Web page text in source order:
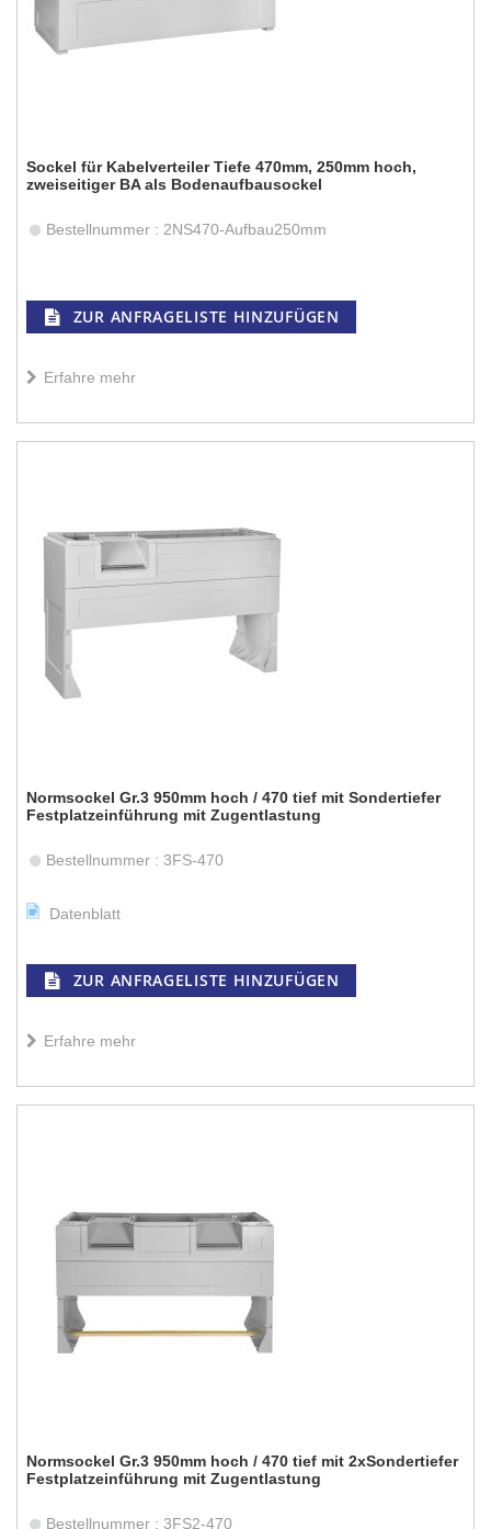
Sockel für Kabelverteiler Tiefe 470mm, 250mm hoch,
zweiseitiger BA als Bodenaufbausockel
Bestellnummer : 2NS470-Aufbau250mm
ZUR ANFRAGELISTE HINZUFÜGEN
Erfahre mehr
Normsockel Gr.3 950mm hoch / 470 tief mit Sondertiefer
Festplatzeinführung mit Zugentlastung
Bestellnummer : 3FS-470
Datenblatt
ZUR ANFRAGELISTE HINZUFÜGEN
Erfahre mehr
Normsockel Gr.3 950mm hoch / 470 tief mit 2xSondertiefer
Festplatzeinführung mit Zugentlastung
Bestellnummer : 3FS2-470